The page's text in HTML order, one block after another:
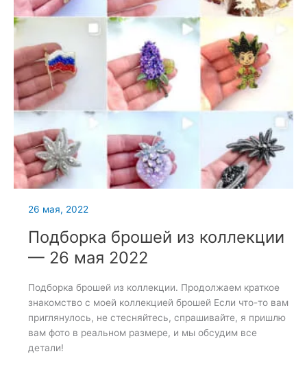
26 мая, 2022
Подборка брошей из коллекции
— 26 мая 2022
Подборка брошей из коллекции. Продолжаем краткое
знакомство с моей коллекцией брошей Если что-то вам
приглянулось, не стесняйтесь, спрашивайте, я пришлю
вам фото в реальном размере, и мы обсудим все
детали!